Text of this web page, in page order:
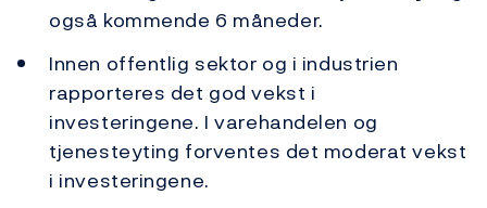
også kommende 6 måneder.
Innen offentlig sektor og i industrien
rapporteres det god vekst i
investeringene. I varehandelen og
tjenesteyting forventes det moderat vekst
i investeringene.